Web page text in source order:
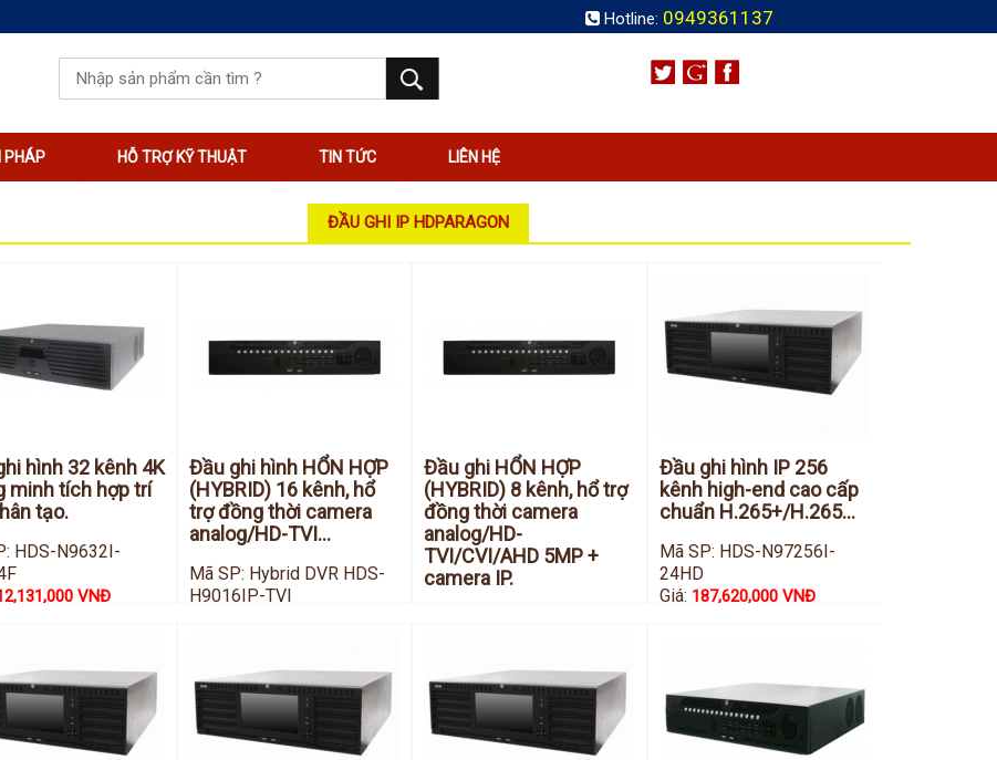
Hotline: 0949361137
PHÁP HỖ TRỢ KỸ THUẬT TIN TỨC LIÊN HỆ
ĐẦU GHI IP HDPARAGON
hình 32 kênh 4K
minh tích hợp trí
tạo.
HDS-N9632I-
VNĐ
Đầu ghi hình HỔN HỢP
(HYBRID) 16 kênh, hổ
trợ đồng thời camera
analog/HD-TVI...
Mã SP: Hybrid DVR HDS-
H9016IP-TVI
Đầu ghi HỔN HỢP
(HYBRID) 8 kênh, hổ trợ
đồng thời camera
analog/HD-
TVI/CVI/AHD 5MP +
camera IP.
Đầu ghi hình IP 256
kênh high-end cao cấp
chuẩn H.265+/H.265...
Mã SP: HDS-N97256I-
24HD
Giá: 187,620,000 VNĐ